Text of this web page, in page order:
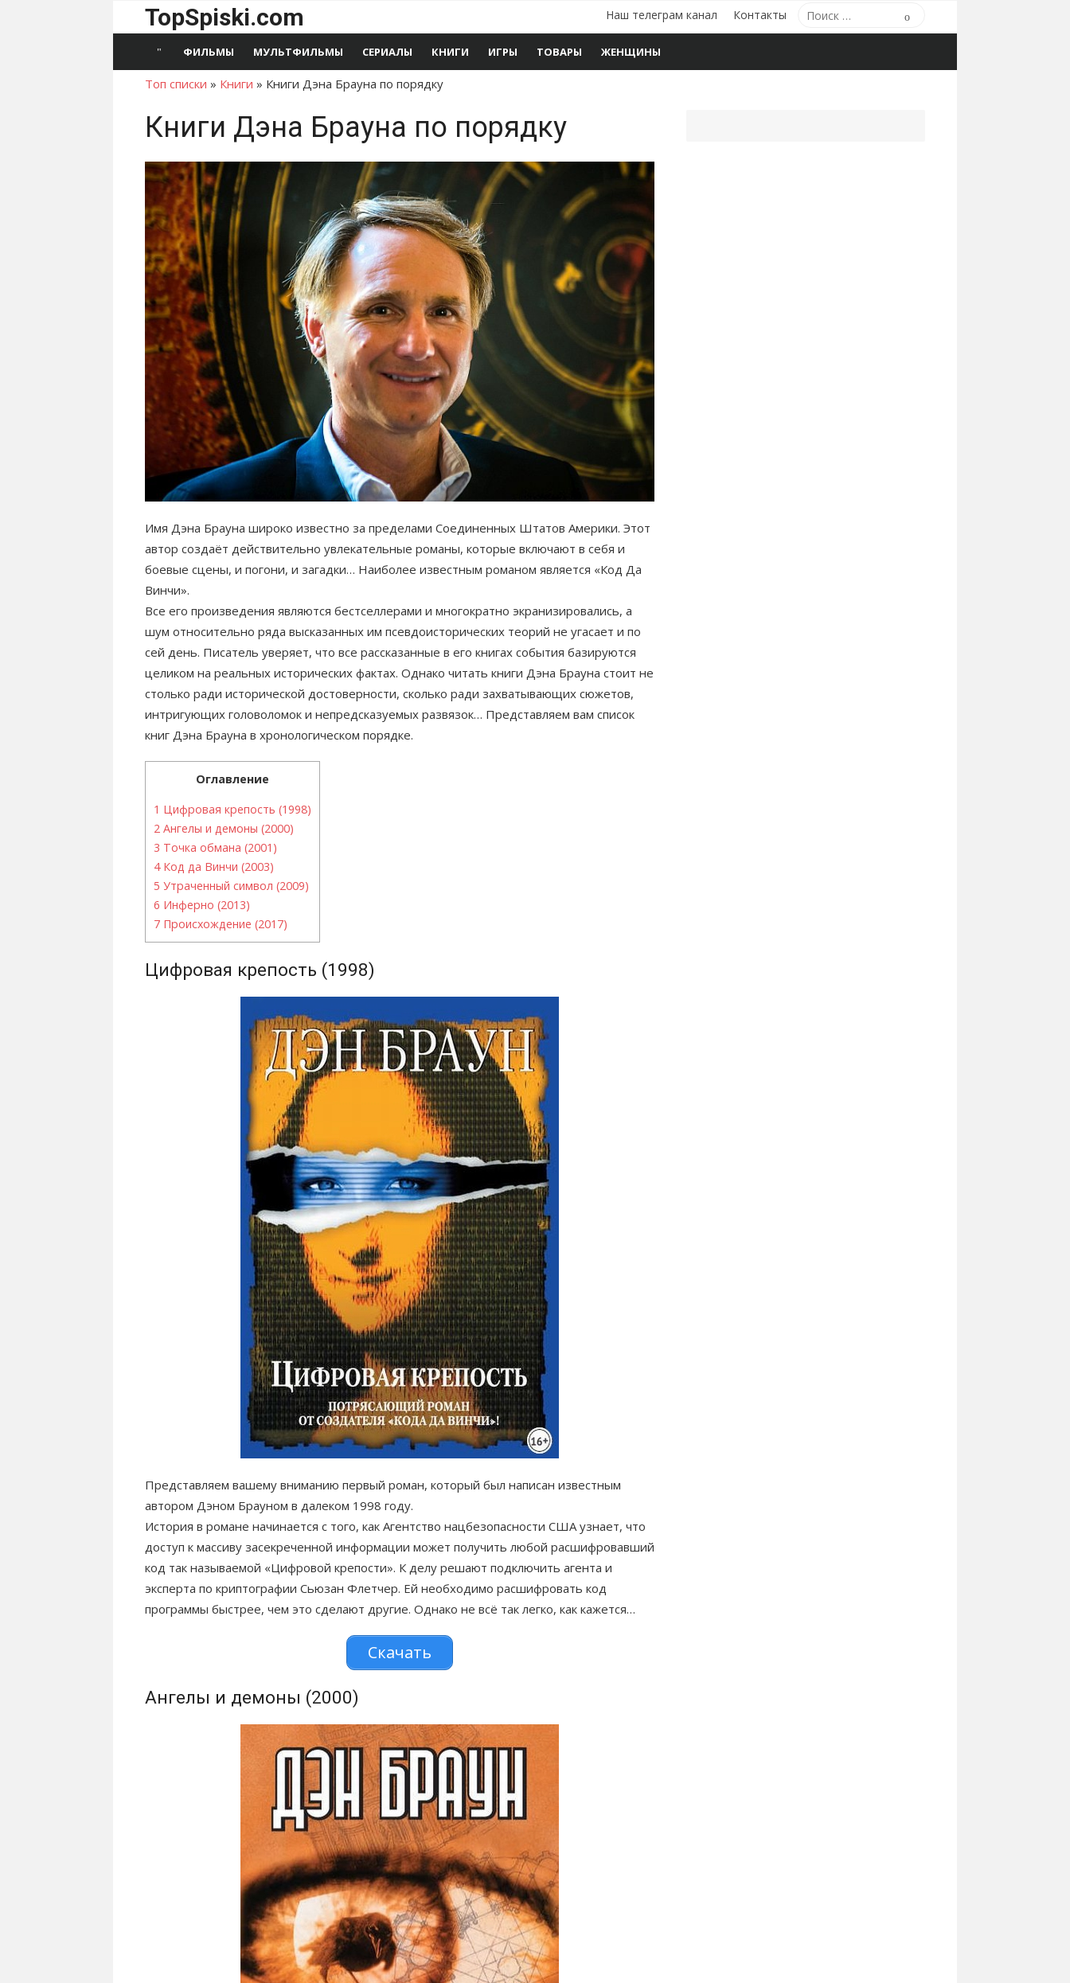
TopSpiski.com
Поиск
по:
Наш телеграм канал Контакты
ФИЛЬМЫ МУЛЬТФИЛЬМЫ СЕРИАЛЫ КНИГИ ИГРЫ ТОВАРЫ ЖЕНЩИНЫ
Топ списки » Книги » Книги Дэна Брауна по порядку
Книги Дэна Брауна по порядку
Имя Дэна Брауна широко известно за пределами Соединенных Штатов Америки. Этот
автор создаёт действительно увлекательные романы, которые включают в себя и
боевые сцены, и погони, и загадки… Наиболее известным романом является «Код Да
Винчи».
Все его произведения являются бестселлерами и многократно экранизировались, а
шум относительно ряда высказанных им псевдоисторических теорий не угасает и по
сей день. Писатель уверяет, что все рассказанные в его книгах события базируются
целиком на реальных исторических фактах. Однако читать книги Дэна Брауна стоит не
столько ради исторической достоверности, сколько ради захватывающих сюжетов,
интригующих головоломок и непредсказуемых развязок… Представляем вам список
книг Дэна Брауна в хронологическом порядке.
Оглавление
1 Цифровая крепость (1998)
2 Ангелы и демоны (2000)
3 Точка обмана (2001)
4Код да Винчи (2003)
5 Утраченный символ (2009)
6 Инферно (2013)
7 Происхождение (2017)
Цифровая крепость (1998)
Представляем вашему вниманию первый роман, который был написан известным
автором Дэном Брауном в далеком 1998 году.
История в романе начинается с того, как Агентство нацбезопасности США узнает, что
доступ к массиву засекреченной информации может получить любой расшифровавший
код так называемой «Цифровой крепости». К делу решают подключить агента и
эксперта по криптографии Сьюзан Флетчер. Ей необходимо расшифровать код
программы быстрее, чем это сделают другие. Однако не всё так легко, как кажется…
Скачать
Ангелы и демоны (2000)